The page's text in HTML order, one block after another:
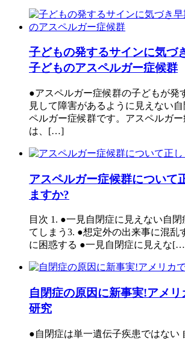
子どもの発するサインに気づ
子どものアスペルガー症候群
●アスペルガー症候群の子どもが発
見して障害があるように見えない
ペルガー症候群です。アスペルガ
は、[…]
アスペルガー症候群について
ますか?
目次 1. ●一見自閉症に見えない自
てしまう3. ●想定外の出来事に混乱
に困惑する ●一見自閉症に見えな
自閉症の原因に新事実!アメ
研究
●自閉症は単一遺伝子疾患ではない